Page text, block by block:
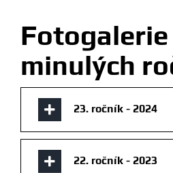
Fotogalerie
minulých
23. ročník - 2024
22. ročník - 2023